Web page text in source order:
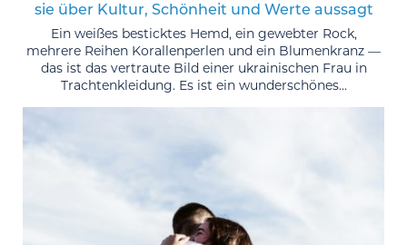
sie über Kultur, Schönheit und Werte aussagt
Ein weißes besticktes Hemd, ein gewebter Rock,
mehrere Reihen Korallenperlen und ein Blumenkranz —
das ist das vertraute Bild einer ukrainischen Frau in
Trachtenkleidung. Es ist ein wunderschönes...